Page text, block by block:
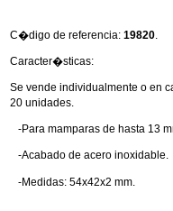
C�digo de referencia: 19820.
Caracter�sticas:
Se vende individualmente o en
20 unidades.
-Para mamparas de hasta 13
-Acabado de acero inoxidable.
-Medidas: 54x42x2 mm.